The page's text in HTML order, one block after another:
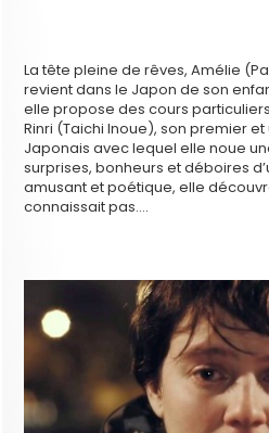
La tête pleine de rêves, Amélie
revient dans le Japon de son
elle propose des cours
Rinri (Taichi Inoue), son premier
Japonais avec lequel elle noue
surprises, bonheurs et déboires
amusant et poétique, elle
connaissait pas….